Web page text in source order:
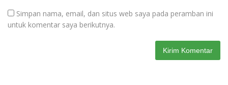
Simpan nama, email, dan situs web saya pada peramban ini
untuk komentar saya berikutnya.